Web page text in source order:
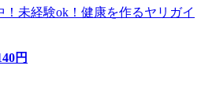
未経験ok！健康を作るヤリガイ
円